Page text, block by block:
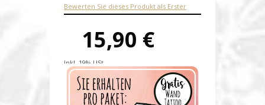
Bewerten Sie dieses Produkt als Erster
15,90 €
Inkl. 19% USt.
Versandkosten
Produktnummer:ts286-E
Verfügbarkeit:Auf Lager
Lieferzeit: 1-2 Werktage